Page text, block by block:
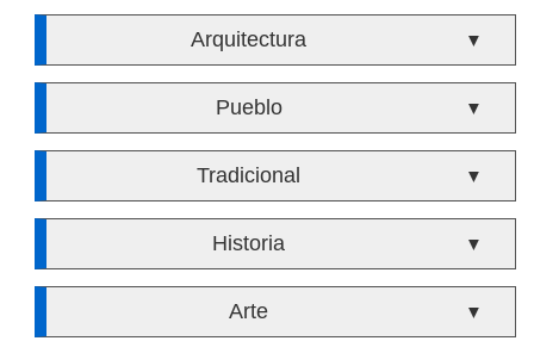
Arquitectura ▼
Pueblo ▼
Tradicional ▼
Historia ▼
Arte ▼